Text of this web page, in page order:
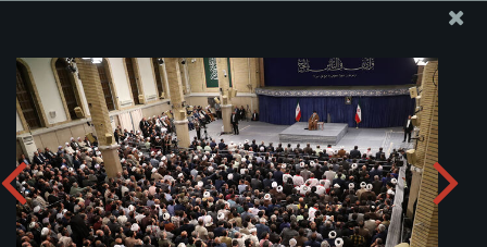
قائد الثورة الإسلامية المعظم يستقبل القائمين على شؤون الحج
وجمعاً من زوّار بيت الله الحرام
تحميل الألبوم:zip